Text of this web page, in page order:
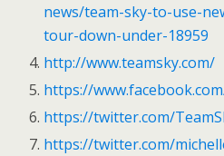
news/team-sky-to-use-
tour-down-under-18959
http://www.teamsky.com/
https://
https://twitter.com/
https://twitter.com/